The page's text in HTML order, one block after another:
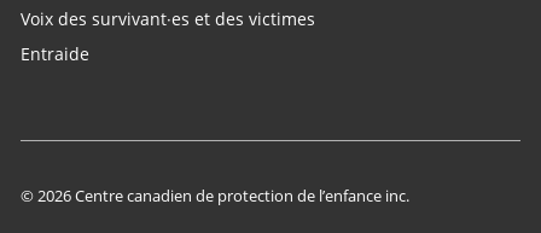
Voix des survivant·es et des victimes
Entraide
© 2026 Centre canadien de protection de l’enfance inc.